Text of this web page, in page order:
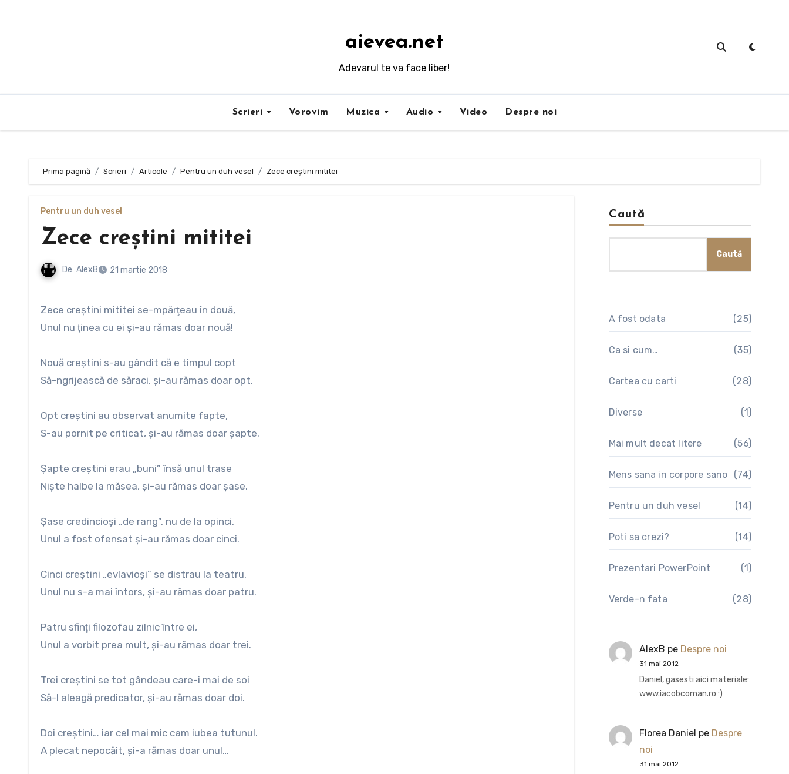
aievea.net
Adevarul te va face liber!
Scrieri Vorovim Muzica Audio Video Despre noi
Prima pagină Scrieri Articole Pentru un duh vesel Zece creştini mititei
Pentru un duh vesel
Zece creştini mititei
De AlexB 21 martie 2018
Zece creştini mititei se-mpărţeau în două,
Unul nu ţinea cu ei şi-au rămas doar nouă!
Nouă creştini s-au gândit că e timpul copt
Să-ngrijească de săraci, şi-au rămas doar opt.
Opt creştini au observat anumite fapte,
S-au pornit pe criticat, şi-au rămas doar şapte.
Şapte creştini erau „buni” însă unul trase
Nişte halbe la măsea, şi-au rămas doar şase.
Şase credincioşi „de rang”, nu de la opinci,
Unul a fost ofensat şi-au rămas doar cinci.
Cinci creştini „evlavioşi” se distrau la teatru,
Unul nu s-a mai întors, şi-au rămas doar patru.
Patru sfinţi filozofau zilnic între ei,
Unul a vorbit prea mult, şi-au rămas doar trei.
Trei creştini se tot gândeau care-i mai de soi
Să-l aleagă predicator, şi-au rămas doar doi.
Doi creştini… iar cel mai mic cam iubea tutunul.
A plecat nepocăit, şi-a rămas doar unul…
Caută
Caută
A fost odata (25)
Ca si cum… (35)
Cartea cu carti (28)
Diverse (1)
Mai mult decat litere (56)
Mens sana in corpore sano (74)
Pentru un duh vesel (14)
Poti sa crezi? (14)
Prezentari PowerPoint (1)
Verde-n fata (28)
AlexB pe Despre noi
31 mai 2012
Daniel, gasesti aici materiale:
www.iacobcoman.ro :)
Florea Daniel pe Despre
noi
31 mai 2012